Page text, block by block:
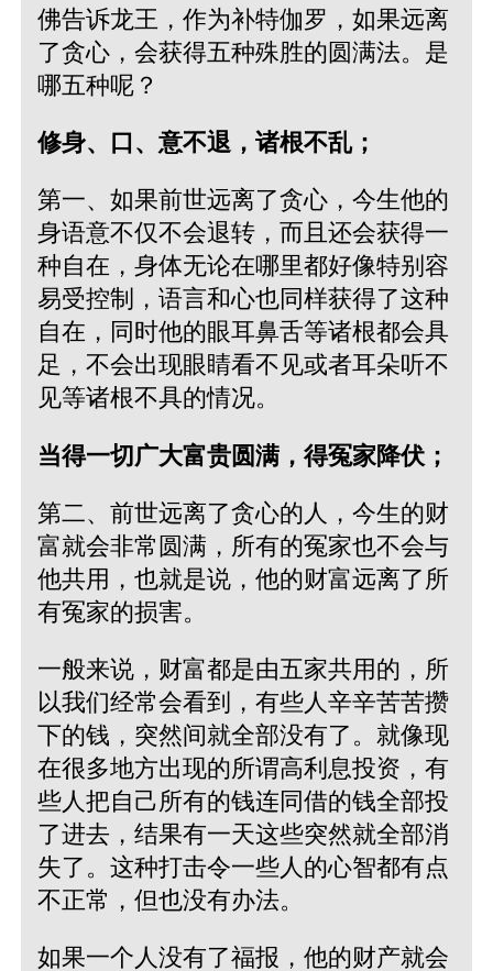
佛告诉龙王，作为补特伽罗，如果远离
了贪心，会获得五种殊胜的圆满法。是
哪五种呢？
修身、口、意不退，诸根不乱；
第一、如果前世远离了贪心，今生他的
身语意不仅不会退转，而且还会获得一
种自在，身体无论在哪里都好像特别容
易受控制，语言和心也同样获得了这种
自在，同时他的眼耳鼻舌等诸根都会具
足，不会出现眼睛看不见或者耳朵听不
见等诸根不具的情况。
当得一切广大富贵圆满，得冤家降伏；
第二、前世远离了贪心的人，今生的财
富就会非常圆满，所有的冤家也不会与
他共用，也就是说，他的财富远离了所
有冤家的损害。
一般来说，财富都是由五家共用的，所
以我们经常会看到，有些人辛辛苦苦攒
下的钱，突然间就全部没有了。就像现
在很多地方出现的所谓高利息投资，有
些人把自己所有的钱连同借的钱全部投
了进去，结果有一天这些突然就全部消
失了。这种打击令一些人的心智都有点
不正常，但也没有办法。
如果一个人没有了福报，他的财产就会